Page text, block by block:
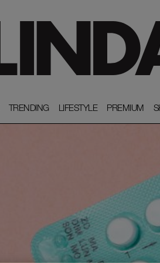
TRENDING
TRENDING LIFESTYLE
LIFESTYLE PREMIUM
PREMIUM